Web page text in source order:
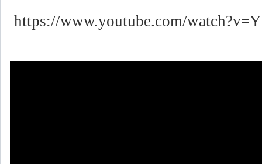
https://www.youtube.com/